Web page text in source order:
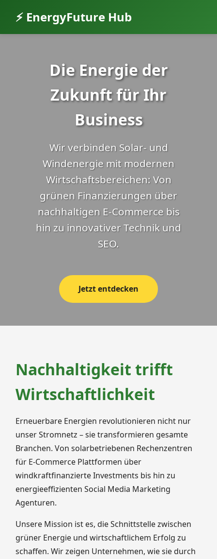
⚡ EnergyFuture Hub
Die Energie der
Zukunft für Ihr
Business
Wir verbinden Solar- und
Windenergie mit modernen
Wirtschaftsbereichen: Von
grünen Finanzierungen über
nachhaltigen E-Commerce bis
hin zu innovativer Technik und
SEO.
Jetzt entdecken
Nachhaltigkeit trifft
Wirtschaftlichkeit
Erneuerbare Energien revolutionieren nicht nur
unser Stromnetz – sie transformieren gesamte
Branchen. Von solarbetriebenen Rechenzentren
für E-Commerce Plattformen über
windkraftfinanzierte Investments bis hin zu
energieeffizienten Social Media Marketing
Agenturen.
Unsere Mission ist es, die Schnittstelle zwischen
grüner Energie und wirtschaftlichem Erfolg zu
schaffen. Wir zeigen Unternehmen, wie sie durch